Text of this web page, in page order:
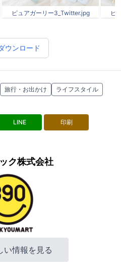
ピュアガーリー3_Twitter.jpg ピ
ウンロード
旅行・お出かけ ライフスタイル
LINE 印刷
ク株式会社
い情報を見る